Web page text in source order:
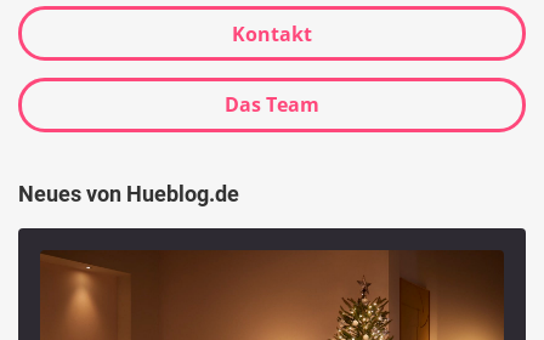
Kontakt
Das Team
Neues von Hueblog.de